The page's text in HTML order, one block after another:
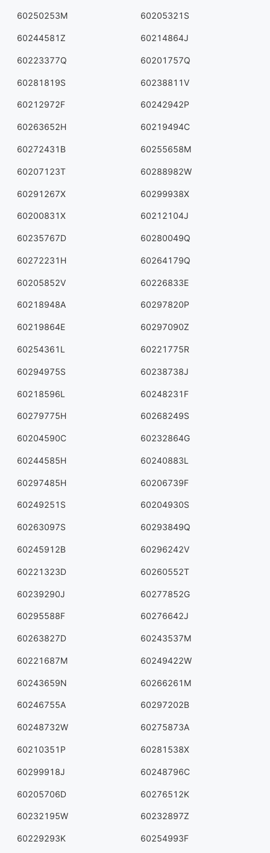
60250253M 60205321S
60244581Z 60214864J
60223377Q 60201757Q
60281819S 60238811V
60212972F 60242942P
60263652H 60219494C
60272431B 60255658M
60207123T 60288982W
60291267X 60299938X
60200831X 60212104J
60235767D 60280049Q
60272231H 60264179Q
60205852V 60226833E
60218948A 60297820P
60219864E 60297090Z
60254361L 60221775R
60294975S 60238738J
60218596L 60248231F
60279775H 60268249S
60204590C 60232864G
60244585H 60240883L
60297485H 60206739F
60249251S 60204930S
60263097S 60293849Q
60245912B 60296242V
60221323D 60260552T
60239290J 60277852G
60295588F 60276642J
60263827D 60243537M
60221687M 60249422W
60243659N 60266261M
60246755A 60297202B
60248732W 60275873A
60210351P 60281538X
60299918J 60248796C
60205706D 60276512K
60232195W 60232897Z
60229293K 60254993F